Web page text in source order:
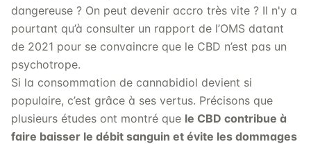
dangereuse ? On peut devenir accro très vite ? Il n'y a
pourtant qu’à consulter un rapport de l’OMS datant
de 2021 pour se convaincre que le CBD n’est pas un
psychotrope.
Si la consommation de cannabidiol devient si
populaire, c’est grâce à ses vertus. Précisons que
plusieurs études ont montré que le CBD contribue à
faire baisser le débit sanguin et évite les dommages